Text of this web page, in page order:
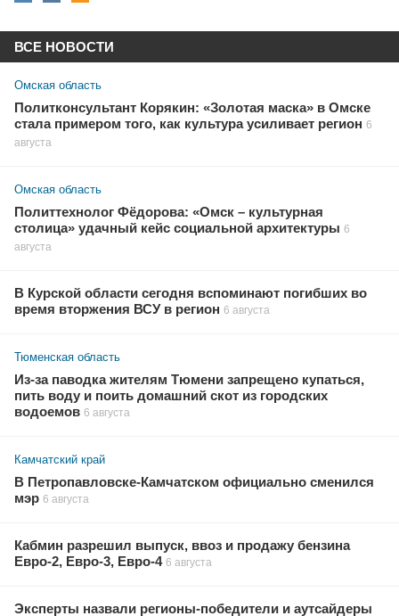
ВСЕ НОВОСТИ
Омская область
Политконсультант Корякин: «Золотая маска» в Омске
стала примером того, как культура усиливает регион 6
августа
Омская область
Политтехнолог Фёдорова: «Омск – культурная
столица» удачный кейс социальной архитектуры 6
августа
В Курской области сегодня вспоминают погибших во
время вторжения ВСУ в регион 6 августа
Тюменская область
Из-за паводка жителям Тюмени запрещено купаться,
пить воду и поить домашний скот из городских
водоемов 6 августа
Камчатский край
В Петропавловске-Камчатском официально сменился
мэр 6 августа
Кабмин разрешил выпуск, ввоз и продажу бензина
Евро-2, Евро-3, Евро-4 6 августа
Эксперты назвали регионы-победители и аутсайдеры